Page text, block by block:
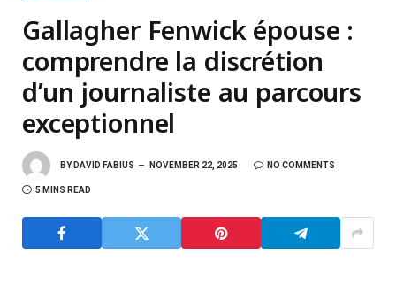
Gallagher Fenwick épouse :
comprendre la discrétion
d’un journaliste au parcours
exceptionnel
BY DAVID FABIUS NOVEMBER 22, 2025 NO COMMENTS
5 MINS READ